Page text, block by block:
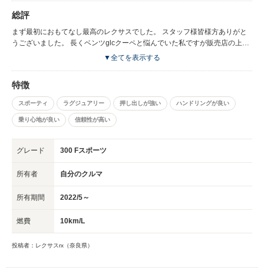
総評
まず最初におもてなし最高のレクサスでした。 スタッフ様皆様方ありがと
うございました。 長くベンツglcクーペと悩んでいた私ですが販売店の上畑
さんの人柄も良く状態も新車に近いrxでしたので購入に至りました。 豊中
も素早く気配り等大変感謝いたしております。 また購入の際には是非とも
宜しくお願いします。 この度は良いお車をありがとうございました。
▼全てを表示する
特徴
スポーティ ラグジュアリー 押し出しが強い ハンドリングが良い
乗り心地が良い 信頼性が高い
グレード 300 Fスポーツ
所有者 自分のクルマ
所有期間 2022/5～
燃費 10km/L
投稿者：レクサスrx（奈良県）